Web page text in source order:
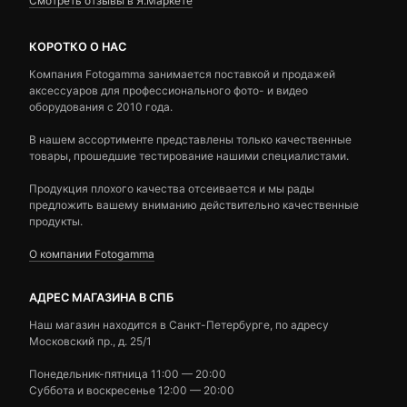
КОРОТКО О НАС
Компания Fotogamma занимается поставкой и продажей
аксессуаров для профессионального фото- и видео
оборудования с 2010 года.
В нашем ассортименте представлены только качественные
товары, прошедшие тестирование нашими специалистами.
Продукция плохого качества отсеивается и мы рады
предложить вашему вниманию действительно качественные
продукты.
О компании Fotogamma
АДРЕС МАГАЗИНА В СПБ
Наш магазин находится в Санкт-Петербурге, по адресу
Московский пр., д. 25/1
Понедельник-пятница 11:00 — 20:00
Суббота и воскресенье 12:00 — 20:00